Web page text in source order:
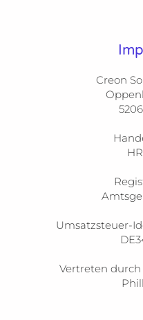
Creon
Umsatzsteuer-
Vertreten durch